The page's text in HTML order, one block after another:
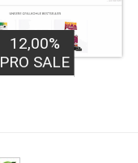
12,00%
PRO SALE